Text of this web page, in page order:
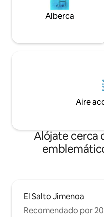
Alberca
Aire
Alójate cerca
El Salto Jimenoa
Recomendado por